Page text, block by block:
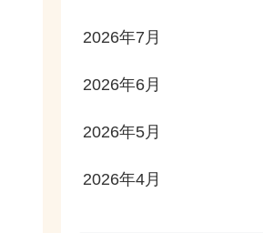
2026年7月
2026年6月
2026年5月
2026年4月